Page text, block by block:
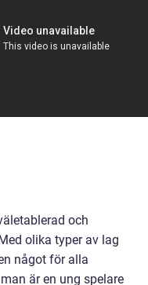
och
olika typer av lag
något för alla
är en ung spelare